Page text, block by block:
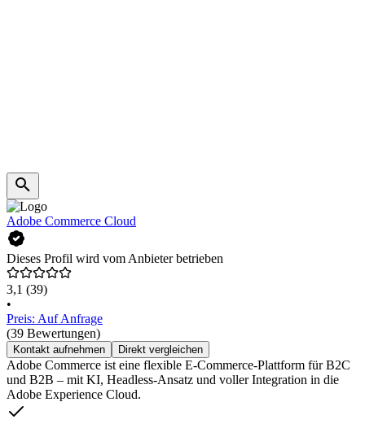
Adobe Commerce Cloud
Dieses Profil wird vom Anbieter betrieben
3,1 (39)
•
Preis: Auf Anfrage
(39 Bewertungen)
Kontakt aufnehmen Direkt vergleichen
Adobe Commerce ist eine flexible E-Commerce-Plattform für B2C
und B2B – mit KI, Headless-Ansatz und voller Integration in die
Adobe Experience Cloud.